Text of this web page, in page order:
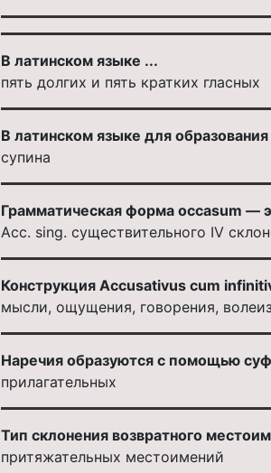
В латинском языке ...
пять долгих и пять кратких гласных
В латинском языке для
супина
Грамматическая форма occasum —
Acc. sing. существительного IV
Конструкция Accusativus cum
мысли, ощущения, говорения,
Наречия образуются с помощью
прилагательных
Тип склонения возвратного
притяжательных местоимений